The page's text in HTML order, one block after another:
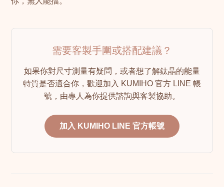
需要客製手圍或搭配建議？
如果你對尺寸測量有疑問，或者想了解鈦晶的能量
特質是否適合你，歡迎加入 KUMIHO 官方 LINE 帳
號，由專人為你提供諮詢與客製協助。
加入 KUMIHO LINE 官方帳號